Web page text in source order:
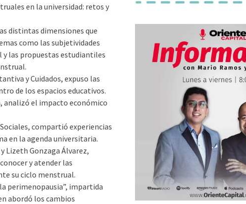
en la universidad: retos y
distintas dimensiones que
como las subjetividades
y las propuestas estudiantiles
y Cuidados, expuso las
de los espacios educativos.
analizó el impacto económico
compartió experiencias
en la agenda universitaria.
Lizeth Gonzaga Álvarez,
y atender las
su ciclo menstrual.
perimenopausia”, impartida
abordó los cambios